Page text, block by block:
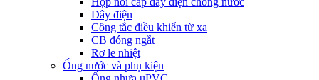
Dây điện
Công tắc điều khiển từ xa
CB đóng ngắt
Rơ le nhiệt
Ống nước và phụ kiện